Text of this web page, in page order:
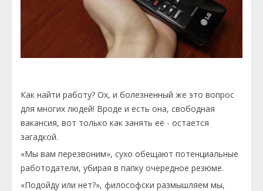
Как найти работу? Ох, и болезненный же это вопрос
для многих людей! Вроде и есть она, свободная
вакансия, вот только как занять её - остается
загадкой.
«Мы вам перезвоним», сухо обещают потенциальные
работодатели, убирая в папку очередное резюме.
«Подойду или нет?», философски размышляем мы,